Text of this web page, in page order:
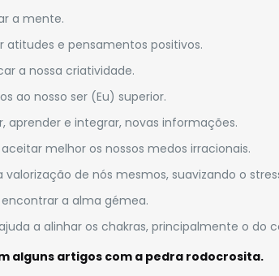
a mente.
atitudes e pensamentos positivos.
a nossa criatividade.
ao nosso ser (Eu) superior.
aprender e integrar, novas informações.
melhor os nossos medos irracionais.
valorização de nós mesmos, suavizando o
encontrar a alma gémea.
a alinhar os chakras, principalmente o do
alguns artigos com a pedra rodocrosita.